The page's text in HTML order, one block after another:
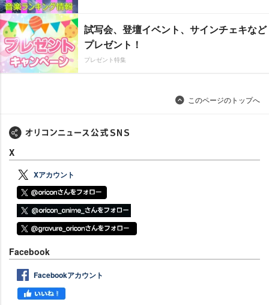
試写会、登壇イベント、サインチェキなど
プレゼント！
プレゼント特集
このページのトップへ
X
Xアカウント
Facebook
Facebookアカウント